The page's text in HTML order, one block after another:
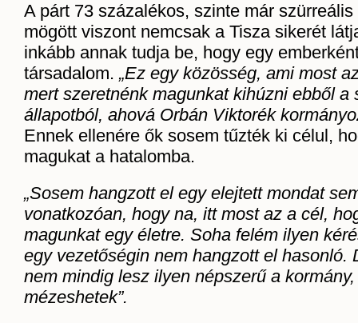
A párt 73 százalékos, szinte már
mögött viszont nemcsak a Tisza sikerét
inkább annak tudja be, hogy egy
társadalom. „Ez egy közösség, ami most
mert szeretnénk magunkat kihúzni ebből a
állapotból, ahová Orbán Viktorék
Ennek ellenére ők sosem tűzték ki célul,
magukat a hatalomba.
„Sosem hangzott el egy elejtett mondat
vonatkozóan, hogy na, itt most az a cél,
magunkat egy életre. Soha felém ilyen
egy vezetőségin nem hangzott el hasonló.
nem mindig lesz ilyen népszerű a
mézeshetek”.